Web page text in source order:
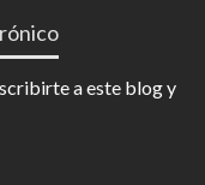
a este blog y